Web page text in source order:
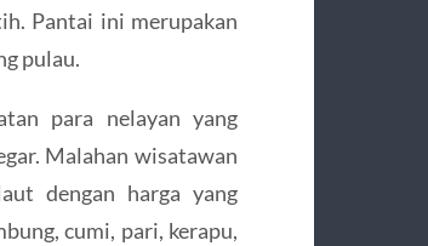
Pantai ini merupakan
pulau.
para nelayan yang
Malahan wisatawan
dengan harga yang
cumi, pari, kerapu,